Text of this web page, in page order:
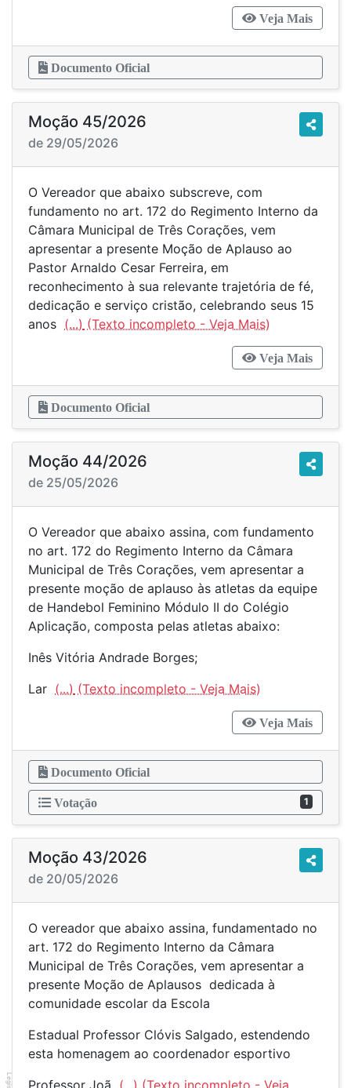
Veja Mais
Documento Oficial
Moção 45/2026
de 29/05/2026
O Vereador que abaixo subscreve, com
fundamento no art. 172 do Regimento Interno da
Câmara Municipal de Três Corações, vem
apresentar a presente Moção de Aplauso ao
Pastor Arnaldo Cesar Ferreira, em
reconhecimento à sua relevante trajetória de fé,
dedicação e serviço cristão, celebrando seus 15
anos (...)
Veja Mais
Documento Oficial
Moção 44/2026
de 25/05/2026
O Vereador que abaixo assina, com fundamento
no art. 172 do Regimento Interno da Câmara
Municipal de Três Corações, vem apresentar a
presente moção de aplauso às atletas da equipe
de Handebol Feminino Módulo II do Colégio
Aplicação, composta pelas atletas abaixo:
Inês Vitória Andrade Borges;
Lar (...)
Veja Mais
Documento Oficial
Votação 1
Moção 43/2026
de 20/05/2026
O vereador que abaixo assina, fundamentado no
art. 172 do Regimento Interno da Câmara
Municipal de Três Corações, vem apresentar a
presente Moção de Aplausos dedicada à
comunidade escolar da Escola
Estadual Professor Clóvis Salgado, estendendo
esta homenagem ao coordenador esportivo
Professor Joã (...)